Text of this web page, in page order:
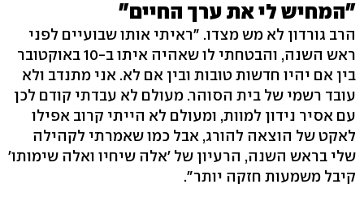
"המחיש לי את ערך החיים"
הרב גורדון לא מש מצדו. "ראיתי אותו שבועיים לפני
ראש השנה, והבטחתי לו שאהיה איתו ב-10 באוקטובר
בין אם יהיו חדשות טובות ובין אם לא. אני מתנדב ולא
עובד רשמי של בית הסוהר. מעולם לא עבדתי קודם לכן
עם אסיר נידון למוות, ומעולם לא הייתי קרוב אפילו
לאקט של הוצאה להורג, אבל כמו שאמרתי לקהילה
שלי בראש השנה, הרעיון של 'אלה שיחיו ואלה שימותו'
קיבל משמעות חזקה יותר".